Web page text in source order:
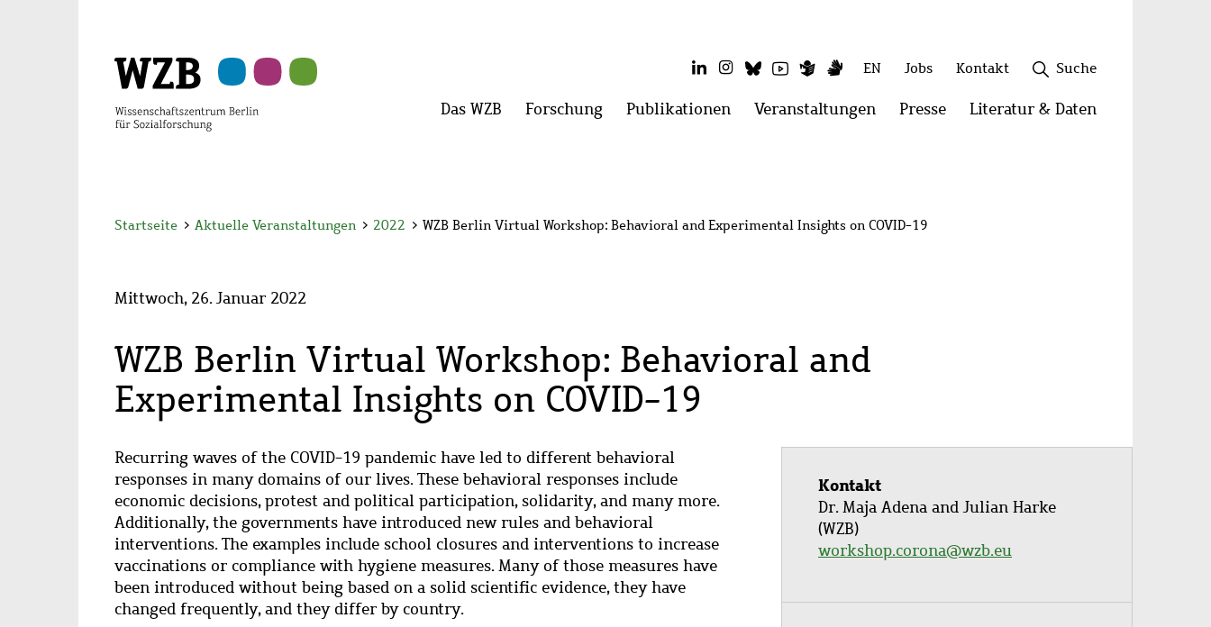
LinkedInInstagram
BlueskyYoutubeLeichte
Sprache
Gebärdensprache
EN
Sekundäres
Menü
Jobs Kontakt Suche
Hauptmenü
Das WZB Menü
Forschung Menü
Publikationen Menü
Veranstaltungen Menü
Presse Menü
Literatur & Daten
Startseite > Aktuelle Veranstaltungen > 2022 > WZB Berlin Virtual Workshop: Behavioral and Experimental Insights on COVID-19
Mittwoch, 26. Januar 2022
WZB Berlin Virtual Workshop: Behavioral and
Experimental Insights on COVID-19
Recurring waves of the COVID-19 pandemic have led to different behavioral
responses in many domains of our lives. These behavioral responses include
economic decisions, protest and political participation, solidarity, and many more.
Additionally, the governments have introduced new rules and behavioral
interventions. The examples include school closures and interventions to increase
vaccinations or compliance with hygiene measures. Many of those measures have
been introduced without being based on a solid scientific evidence, they have
changed frequently, and they differ by country.
Kontakt
Dr. Maja Adena and Julian Harke
(WZB)
workshop.corona@wzb.eu